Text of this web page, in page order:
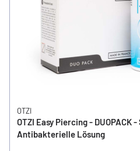
OTZI
OTZI Easy Piercing - DUOPACK
Antibakterielle Lösung